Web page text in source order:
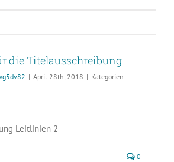
die Titelausschreibung
| April 28th, 2018 | Kategorien:
Leitlinien 2
0